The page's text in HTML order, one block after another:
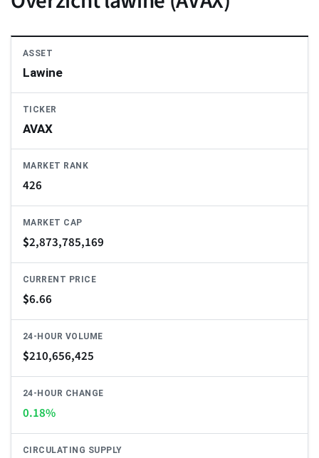
ASSET
Lawine
TICKER
AVAX
MARKET RANK
426
MARKET CAP
$2,873,785,169
CURRENT PRICE
$6.66
24-HOUR VOLUME
$210,656,425
24-HOUR CHANGE
0.18%
CIRCULATING SUPPLY